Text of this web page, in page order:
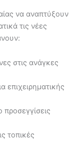
να αναπτύξουν
τις νέες
στις ανάγκες
επιχειρηματικής
τοπικές